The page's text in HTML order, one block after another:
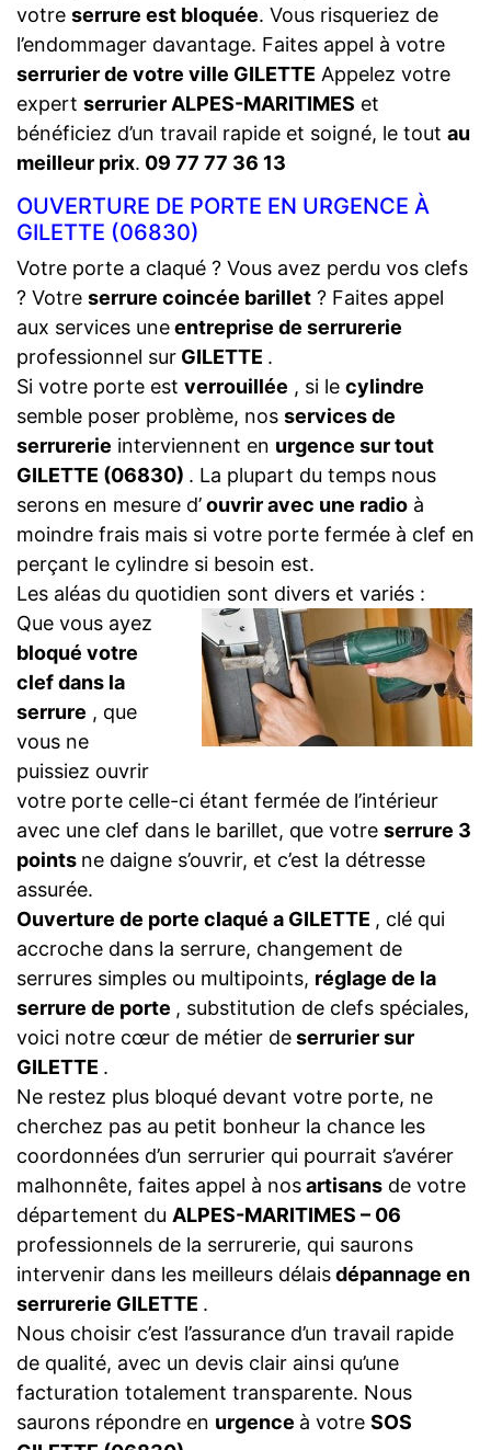
votre serrure est bloquée. Vous risqueriez de
l’endommager davantage. Faites appel à votre
serrurier de votre ville GILETTE Appelez votre
expert serrurier ALPES-MARITIMES et
bénéficiez d’un travail rapide et soigné, le tout au
meilleur prix. 09 77 77 36 13
OUVERTURE DE PORTE EN URGENCE À
GILETTE (06830)
Votre porte a claqué ? Vous avez perdu vos clefs
? Votre serrure coincée barillet ? Faites appel
aux services uneentreprise de serrurerie
professionnel sur GILETTE .
Si votre porte est verrouillée , si le cylindre
semble poser problème, nos services de
serrurerie interviennent en urgence sur tout
GILETTE (06830) . La plupart du temps nous
serons en mesure d’ouvrir avec une radio à
moindre frais mais si votre porte fermée à clef en
perçant le cylindre si besoin est.
Les aléas du quotidien sont divers et variés :
Que vous ayez
bloqué votre
clef dans la
serrure , que
vous ne
puissiez ouvrir
votre porte celle-ci étant fermée de l’intérieur
avec une clef dans le barillet, que votre serrure 3
points ne daigne s’ouvrir, et c’est la détresse
assurée.
Ouverture de porte claqué a GILETTE , clé qui
accroche dans la serrure, changement de
serrures simples ou multipoints, réglage de la
serrure de porte , substitution de clefs spéciales,
voici notre cœur de métier deserrurier sur
GILETTE .
Ne restez plus bloqué devant votre porte, ne
cherchez pas au petit bonheur la chance les
coordonnées d’un serrurier qui pourrait s’avérer
malhonnête, faites appel à nosartisans de votre
département du ALPES-MARITIMES – 06
professionnels de la serrurerie, qui saurons
intervenir dans les meilleurs délaisdépannage en
serrurerie GILETTE .
Nous choisir c’est l’assurance d’un travail rapide
de qualité, avec un devis clair ainsi qu’une
facturation totalement transparente. Nous
saurons répondre en urgence à votre SOS